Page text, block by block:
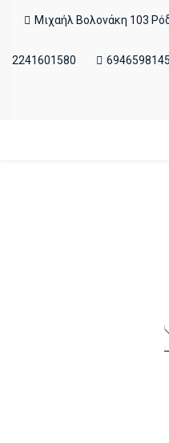
Μιχαήλ Βολονάκη 103
2241601580 6946598145